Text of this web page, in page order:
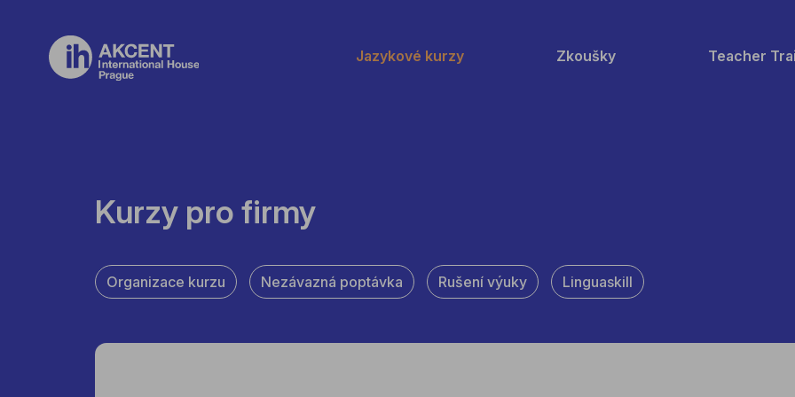
Jazykové kurzy Zkoušky Teacher
Kurzy pro firmy
Organizace kurzu Nezávazná poptávka Rušení výuky Linguaskill